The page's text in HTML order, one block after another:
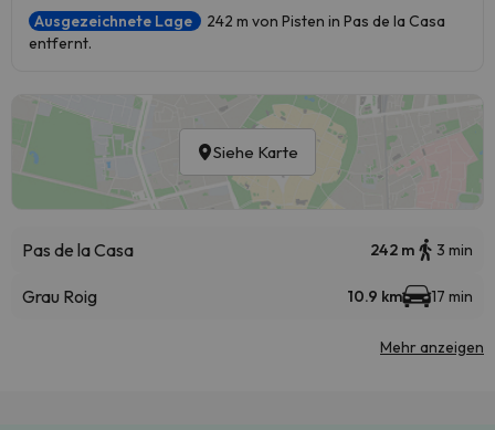
Ausgezeichnete Lage
242 m von Pisten in Pas de la Casa
entfernt.
Siehe Karte
Pas de la Casa 242 m 3 min
Grau Roig 10.9 km 17 min
Mehr anzeigen